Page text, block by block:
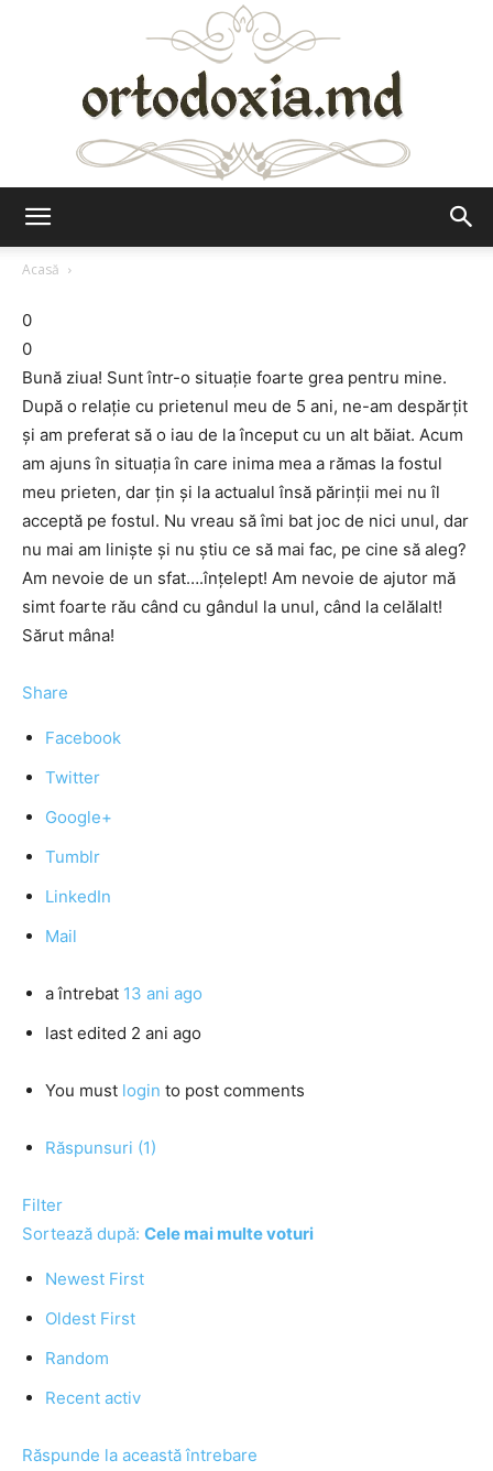
Acasă
0
0
Bună ziua! Sunt într-o situaţie foarte grea pentru mine.
După o relaţie cu prietenul meu de 5 ani, ne-am despărţit
şi am preferat să o iau de la început cu un alt băiat. Acum
am ajuns în situaţia în care inima mea a rămas la fostul
meu prieten, dar ţin şi la actualul însă părinţii mei nu îl
acceptă pe fostul. Nu vreau să îmi bat joc de nici unul, dar
nu mai am linişte şi nu ştiu ce să mai fac, pe cine să aleg?
Am nevoie de un sfat….înţelept! Am nevoie de ajutor mă
simt foarte rău când cu gândul la unul, când la celălalt!
Sărut mâna!
Share
Facebook
Twitter
Google+
Tumblr
LinkedIn
Mail
a întrebat 13 ani ago
last edited 2 ani ago
You must login to post comments
Răspunsuri (1)
Filter
Sortează după: Cele mai multe voturi
Newest First
Oldest First
Random
Recent activ
Răspunde la această întrebare